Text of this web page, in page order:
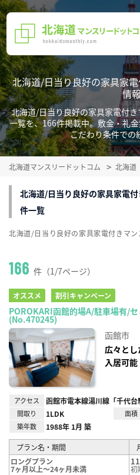
北海道/日当り良好の家具家
情
北海道/日当り良好の家具家電付
一覧を、166件掲載中。敷金・礼
こだわり条件での
北海道マンスリードットコム 北海道
北海道/日当り良好の家具家電
件一覧
166 件（1/7ページ）
オススメ 割引キャンペーン
POROKARI函館的場A/駐車場有/
(No.470245)
函館市
広々と
入居可能
アクセス 函館市電本線湯川線「千代
間取り 1LDK 面積
築年数 1988年 1月 築
プラン名・期間
ロングプラン
7ヶ月以上～24ヶ月未満
初